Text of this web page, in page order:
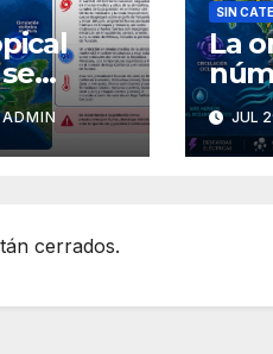
el
y el
ADMIN
SIN
La
JUL
cerrados.